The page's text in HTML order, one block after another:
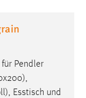
Pendler
Esstisch und
diesem Cookie